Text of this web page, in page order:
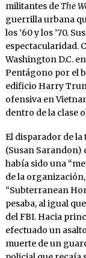
militantes de The
guerrilla urbana
los ’60 y los ’70.
espectacularidad.
Washington D.C.
Pentágono por el
edificio Harry
ofensiva en
dentro de la clase
El disparador de
(Susan Sarandon)
había sido una
de la
“Subterranean
pesaba, al igual
del FBI. Hacia
efectuado un
muerte de un